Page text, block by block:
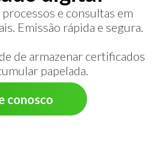
e consultas em
Emissão rápida e segura.
de armazenar certificados
papelada.
conosco